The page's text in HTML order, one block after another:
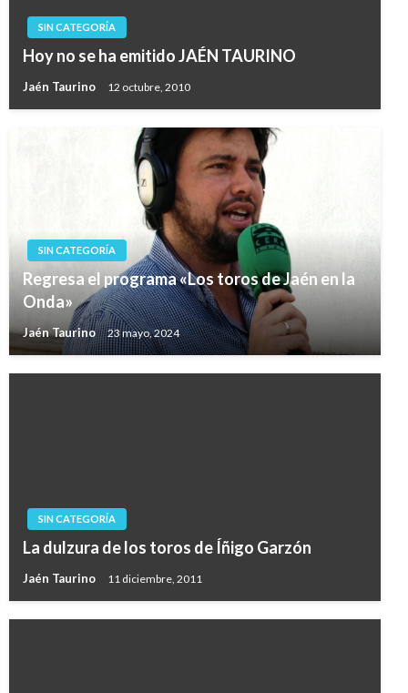
SIN CATEGORÍA
Hoy no se ha emitido JAÉN TAURINO
Jaén Taurino 12 octubre, 2010
SIN CATEGORÍA
Regresa el programa «Los toros de Jaén en la
Onda»
Jaén Taurino 23 mayo, 2024
SIN CATEGORÍA
La dulzura de los toros de Íñigo Garzón
Jaén Taurino 11 diciembre, 2011